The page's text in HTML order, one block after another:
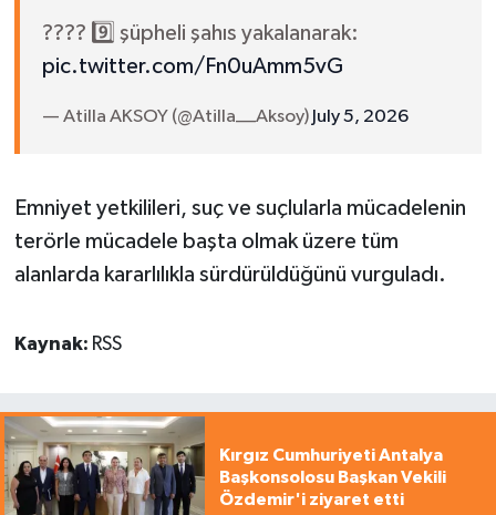
???? 9️⃣ şüpheli şahıs yakalanarak:
pic.twitter.com/Fn0uAmm5vG
— Atilla AKSOY (@Atilla__Aksoy) July 5, 2026
Emniyet yetkilileri, suç ve suçlularla mücadelenin
terörle mücadele başta olmak üzere tüm
alanlarda kararlılıkla sürdürüldüğünü vurguladı.
Kaynak: RSS
Kırgız Cumhuriyeti Antalya
Başkonsolosu Başkan Vekili
Özdemir'i ziyaret etti